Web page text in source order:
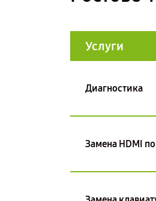
Услуги
Диагностика
Замена HDMI